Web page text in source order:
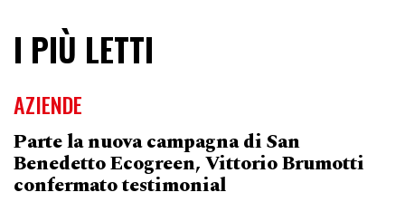
I PIÙ LETTI
AZIENDE
Parte la nuova campagna di San
Benedetto Ecogreen, Vittorio Brumotti
confermato testimonial